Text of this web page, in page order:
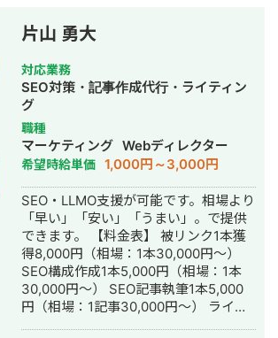
媒体 ・リスティング検索広告(Google
／Yahoo!／Microsoft) ・ディスプレイ
広告(Google／Yahoo!) ・YouTube広告
・その他Google広告メニュー(PMAX・
デマンド・ショッピング) ・Meta広告
(Facebook & Instagram) ・LINE広告
・X(旧Twitter)広告 ・Tiktok広告 ・
SmartNews広告 ■これまで携わった
案件のジャンル ・不動産(賃貸、ハウス
メーカー、投資) ・美容クリニック ・
SaaS(人材、業務管理) ・フランチャイ
ズ加盟開発 ・化粧品 ・店舗（フィット
ネス・ピラティス） ・自社求人 ・スク
ール/研修(AI関連、SNS、資格講座) ・
金融 etc... ■ご依頼可能な目的別事例
・クリエイティブ制作 ・運用改善の壁
打ち ・初期設定の代行やレクチャー ・
コンバージョンを増やしたい（LINE登
片山 勇大
対応業務
SEO対策・記事作成代行・ライティン
グ
職種
マーケティング Webディレクター
希望時給単価 1,000円～3,000円
SEO・LLMO支援が可能です。相場より
「早い」「安い」「うまい」。で提供
できます。 【料金表】 被リンク1本獲
得8,000円（相場：1本30,000円〜）
SEO構成作成1本5,000円（相場：1本
30,000円〜） SEO記事執筆1本5,000
円（相場：1記事30,000円〜） ライタ